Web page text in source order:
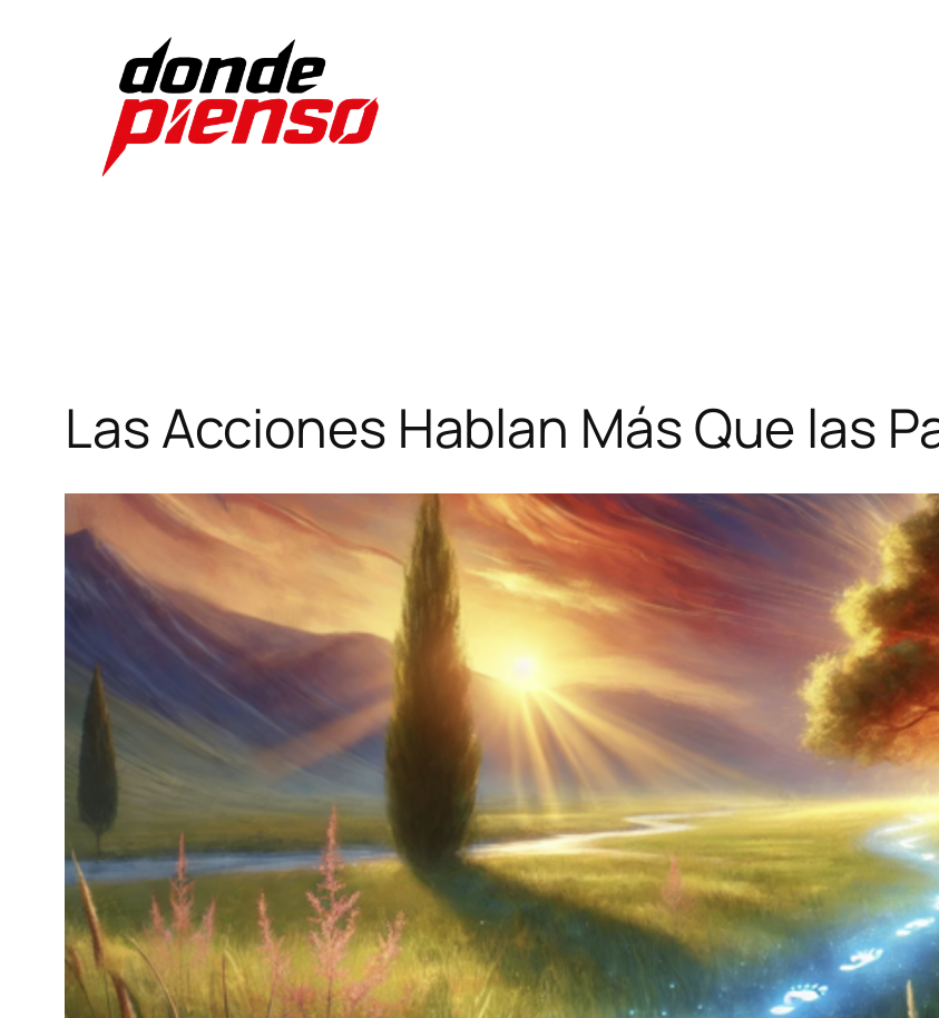
Las Acciones Hablan Más Que las